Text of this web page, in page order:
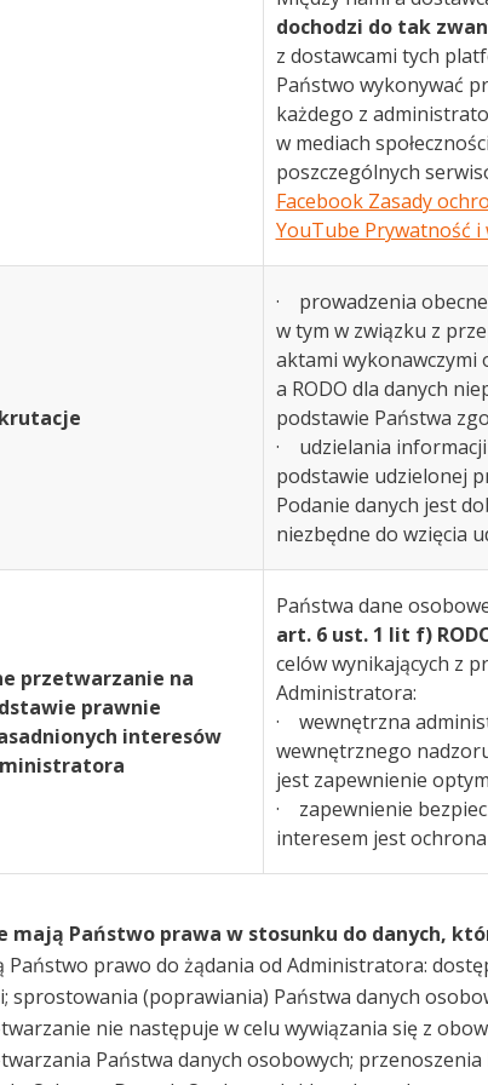
dochodzi do tak
z dostawcami tych
Państwo wykonywać
każdego z
w mediach
poszczególnych
Facebook Zasady
YouTube Prywatność i
· prowadzenia
w tym w związku z
aktami wykonawczymi
a RODO dla danych
podstawie Państwa
· udzielania
podstawie udzielonej
Podanie danych jest
niezbędne do wzięcia
przetwarzanie na
prawnie
interesów
Państwa dane
art. 6 ust. 1 lit f)
celów wynikających z
Administratora:
· wewnętrzna
wewnętrznego
jest zapewnienie
· zapewnienie
interesem jest
mają Państwo prawa w stosunku do danych,
Państwo prawo do żądania od Administratora:
sprostowania (poprawiania) Państwa danych
nie następuje w celu wywiązania się z
Państwa danych osobowych;